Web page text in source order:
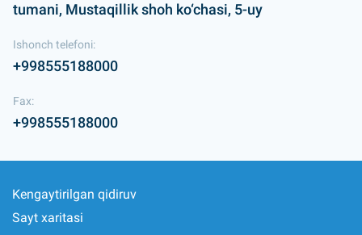
tumani, Mustaqillik shoh ko‘chasi, 5-uy
Ishonch telefoni:
+998555188000
Fax:
+998555188000
Kengaytirilgan qidiruv
Sayt xaritasi